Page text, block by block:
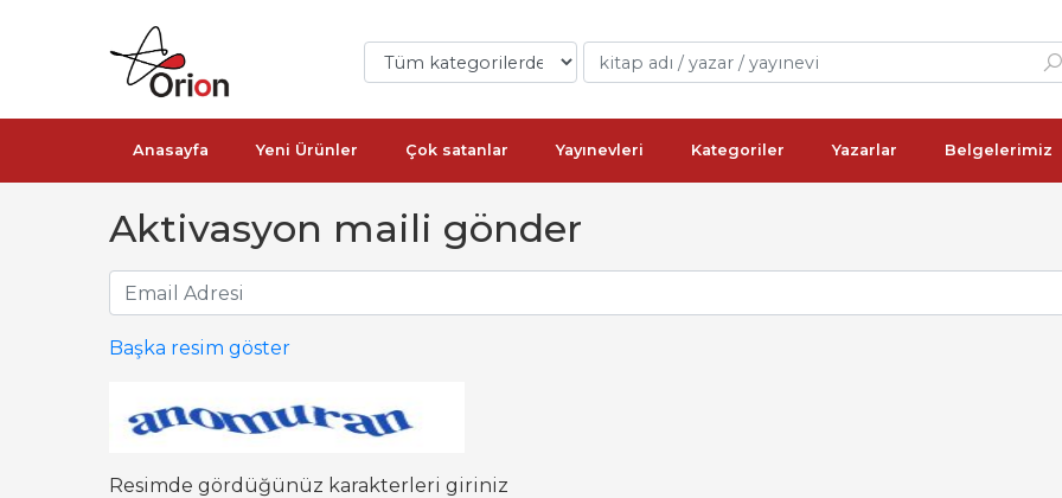
Anasayfa Yeni Ürünler Çok satanlar Yayınevleri Kategoriler Yazarlar Belgelerimiz
Aktivasyon maili gönder
Başka resim göster
Resimde gördüğünüz karakterleri giriniz